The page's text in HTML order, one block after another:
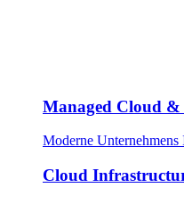
Managed Cloud &
Moderne Unternehmens
Cloud